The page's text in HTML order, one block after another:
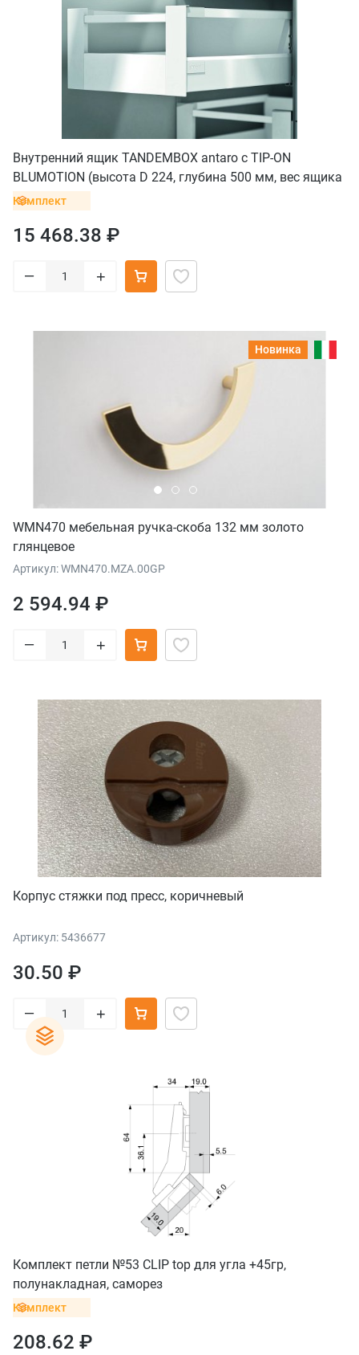
Внутренний ящик TANDEMBOX antaro с TIP-ON
BLUMOTION (высота D 224, глубина 500 мм, вес ящика
до 20 кг), белый
Комплект
15 468.38 ₽
– +
Новинка
WMN470 мебельная ручка-скоба 132 мм золото
глянцевое
Артикул: WMN470.MZA.00GP
2 594.94 ₽
– +
Корпус стяжки под пресс, коричневый
Артикул: 5436677
30.50 ₽
– +
Комплект петли №53 CLIP top для угла +45гр,
полунакладная, саморез
Комплект
208.62 ₽